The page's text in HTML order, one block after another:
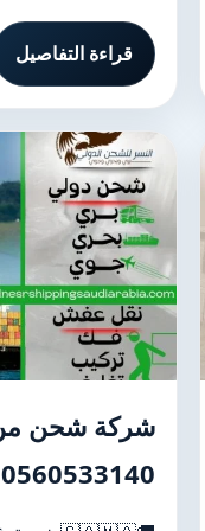
قراءة التفاصيل
شركة شحن
0560533140